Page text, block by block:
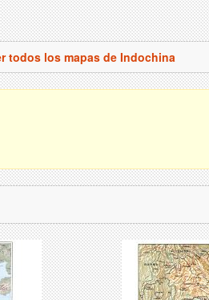
todos los mapas de Indochina